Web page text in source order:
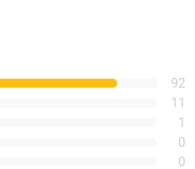
92
11
1
0
0